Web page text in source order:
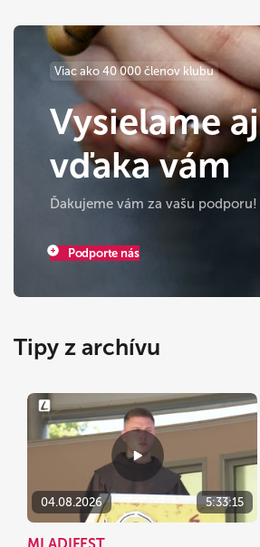
Viac ako 40 000 členov klubu
Vysielame aj
vďaka vám
Ďakujeme vám za vašu podporu!
Podporte nás
Tipy z archívu
04.08.2026 5:33:15